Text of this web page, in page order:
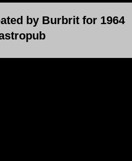
by Burbrit for 1964